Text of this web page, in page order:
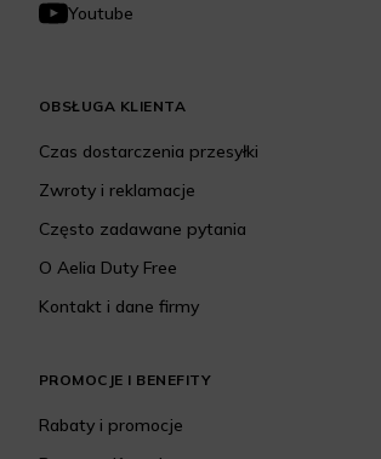
Youtube
OBSŁUGA KLIENTA
Czas dostarczenia przesyłki
Zwroty i reklamacje
Często zadawane pytania
O Aelia Duty Free
Kontakt i dane firmy
PROMOCJE I BENEFITY
Rabaty i promocje